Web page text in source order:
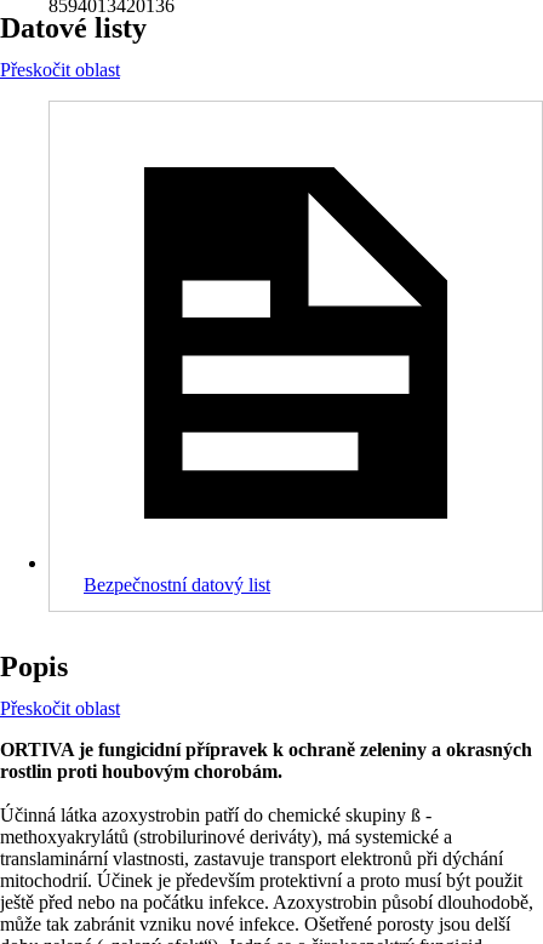
8594013420136
Datové listy
Přeskočit oblast
Bezpečnostní datový list
Popis
Přeskočit oblast
ORTIVA je fungicidní přípravek k ochraně zeleniny a okrasných
rostlin proti houbovým chorobám.
Účinná látka azoxystrobin patří do chemické skupiny ß -
methoxyakrylátů (strobilurinové deriváty), má systemické a
translaminární vlastnosti, zastavuje transport elektronů při dýchání
mitochodrií. Účinek je především protektivní a proto musí být použit
ještě před nebo na počátku infekce. Azoxystrobin působí dlouhodobě,
může tak zabránit vzniku nové infekce. Ošetřené porosty jsou delší